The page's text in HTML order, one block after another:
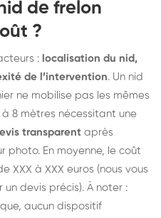
de frelon
?
: localisation du nid,
de l’intervention. Un nid
ne mobilise pas les mêmes
à 8 mètres nécessitant une
transparent après
photo. En moyenne, le coût
XXX à XXX euros (nous vous
devis précis). À noter :
aucun dispositif